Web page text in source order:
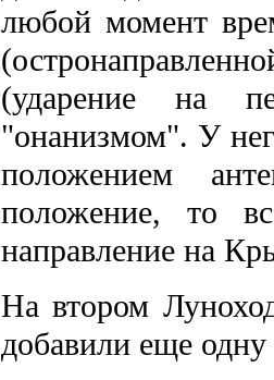
любой момент
(ударение на
"онанизмом". У
положением
положение, то
направление на
На втором
добавили еще одну